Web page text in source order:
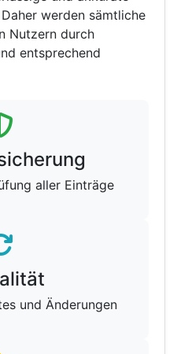
werden sämtliche
Nutzern durch
entsprechend
aller Einträge
und Änderungen